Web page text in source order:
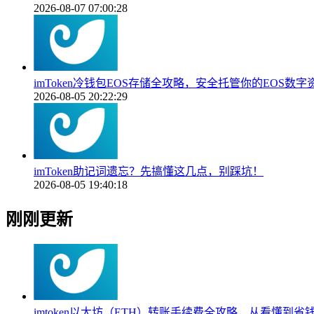
2026-08-07 07:00:28
imToken冷钱包EOS存储全攻略，安全托管你的EOS数字
2026-08-05 20:22:29
imToken助记词遗忘？先搞懂这几点，别踩坑！
2026-08-05 19:40:18
刚刚更新